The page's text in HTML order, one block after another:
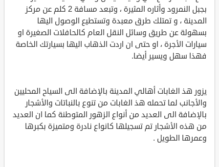
بجبل النمرود وأثاره المثيرة ، وتبعد مسافة 2 كلم عن مركز
المدينة ، و تمتلك طرق معبدة وتستطيع الوصول اليها
بسهولة عن طريق وسائل النقل العام كالحافلات الصغيرة او
سيارات الأجرة ، او حتى ان اردت الذهاب اليها بسيارتك الخاصة
فهذا سهل ويسير أيضا.
يزور هذ الغابات أهالي المدينة بالإضافة الى السياح المحليين
والأجانب لما تحمله هذ الغابات من تنوع بالنباتات والأشجار
بالإضافة الى العديد من أنواع الزهور المتوطنة كما ان العديد
من هذه الأشجار تم تسجيلها كانواع نادرة ومتميزة بكبرها
وعمرها الطويل .